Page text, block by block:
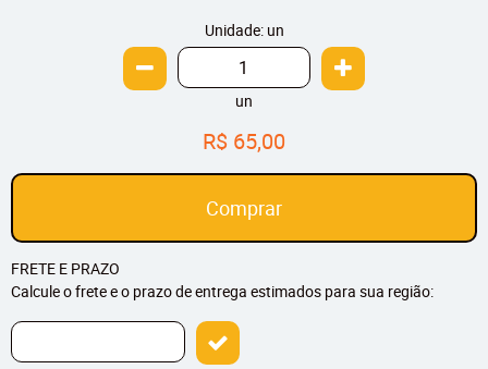
Unidade: un
un
R$ 65,00
Comprar
FRETE E PRAZO
Calcule o frete e o prazo de entrega estimados para sua região: